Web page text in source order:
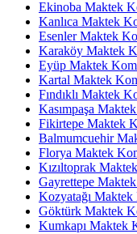
Ekinoba Maktek
Kanlıca Maktek
Esenler Maktek
Karaköy Maktek
Eyüp Maktek
Kartal Maktek
Fındıklı Maktek
Kasımpaşa
Fikirtepe Maktek
Balmumcuehir
Florya Maktek
Kızıltoprak
Gayrettepe
Kozyatağı
Göktürk Maktek
Kumkapı Maktek